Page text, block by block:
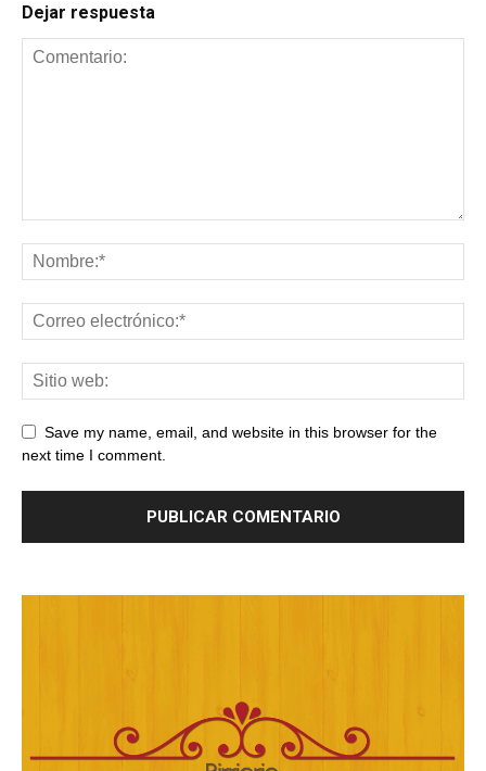
Dejar respuesta
Save my name, email, and website in this browser for the
next time I comment.